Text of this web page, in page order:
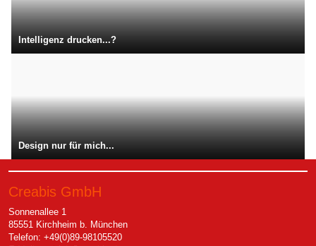
Intelligenz drucken...?
Design nur für mich...
Creabis GmbH
Sonnenallee 1
85551 Kirchheim b. München
Telefon: +49(0)89-98105520